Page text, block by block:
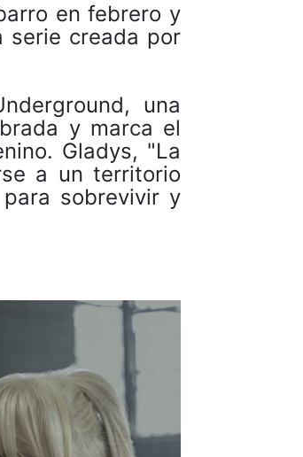
en febrero y
serie creada por
una
y marca el
Gladys, "La
a un territorio
sobrevivir y